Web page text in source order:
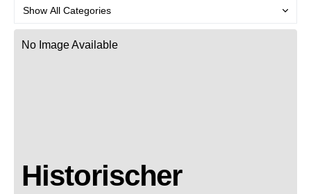
No Image Available
Historischer